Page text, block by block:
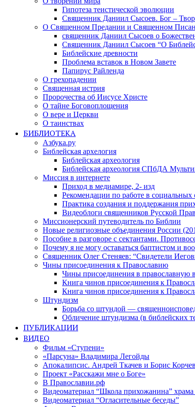
Гипотеза теистической эволюции
Священник Даниил Сысоев. Бог –
О Священном Предании и Священном
священник Даниил Сысоев о
Священник Даниил Сысоев “О
Библейские древности
Проблема вставок в Новом Завете
Папирус Райленда
О грехопадении
Священная истрия
Пророчества об Иисусе Христе
О тайне Боговоплощения
О вере и Церкви
О таинствах
БИБЛИОТЕКА
Азбука.ру
Библейская архелогия
Библейская археология
Библейская археология СПбДА
Миссия в интернете
Приход в медиамире, 2- изд
Рекомендации по работе в
Практика создания и поддержания
Видеоблоги священников Русской
Миссионерский путеводитель по Библии
Новые религиозные объединения России
Пособие в разговоре с сектантами.
Почему я не могу оставаться баптистом и
Священник Олег Стеняев: “Свидетели
Чины присоединения к Православию
Чины присоединения в православную
Книга чинов присоединения к
Книга чинов присоединения к
Штундизм
Борьба со штундой —
Обличение штундизма (в библейских
ПУБЛИКАЦИИ
ВИДЕО
Фильм «Ступени»
«Парсуна» Владимира Легойды
Апокалипсис. Андрей Ткачев и Борис
Проект «Расскажи мне о Боге»
В Православии.рф
Видеоматериал “Школа прихожанина”
Видеоматериал “Огласительные беседы”